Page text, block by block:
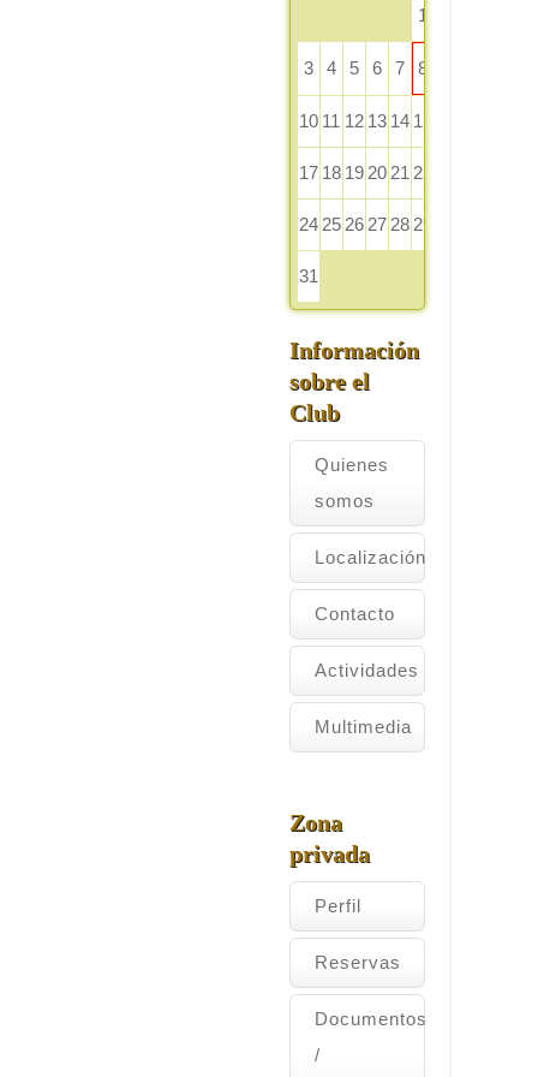
1
3 4 5 6 7 8
10 11 12 13 14 15
17 18 19 20 21 22
24 25 26 27 28 29
31
Información
sobre el
Club
Quienes
somos
Localización
Contacto
Actividades
Multimedia
Zona
privada
Perfil
Reservas
Documentos
/